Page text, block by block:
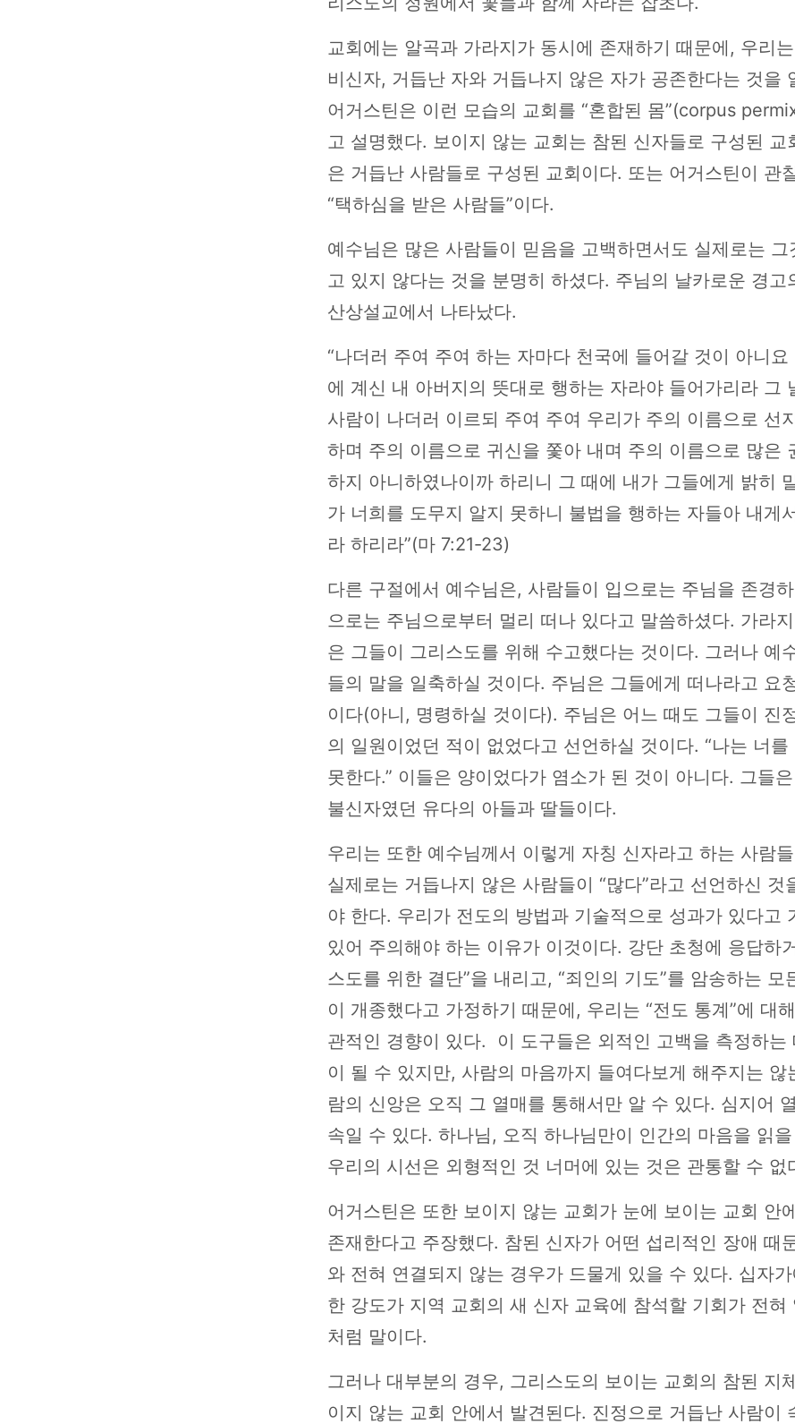
교회에는 알곡과 가라지가 동시에 존재하기 때문에, 우리
비신자, 거듭난 자와 거듭나지 않은 자가 공존한다는 것을
어거스틴은 이런 모습의 교회를 “혼합된 몸”(corpus
고 설명했다. 보이지 않는 교회는 참된 신자들로 구성된 교
은 거듭난 사람들로 구성된 교회이다. 또는 어거스틴이 관
“택하심을 받은 사람들”이다.
예수님은 많은 사람들이 믿음을 고백하면서도 실제로는 그
고 있지 않다는 것을 분명히 하셨다. 주님의 날카로운 경고
산상설교에서 나타났다.
“나더러 주여 주여 하는 자마다 천국에 들어갈 것이 아니요
에 계신 내 아버지의 뜻대로 행하는 자라야 들어가리라 그
사람이 나더러 이르되 주여 주여 우리가 주의 이름으로 선
하며 주의 이름으로 귀신을 쫓아 내며 주의 이름으로 많은
하지 아니하였나이까 하리니 그 때에 내가 그들에게 밝히
가 너희를 도무지 알지 못하니 불법을 행하는 자들아 내게
라 하리라”(마 7:21-23)
다른 구절에서 예수님은, 사람들이 입으로는 주님을 존경
으로는 주님으로부터 멀리 떠나 있다고 말씀하셨다. 가라
은 그들이 그리스도를 위해 수고했다는 것이다. 그러나 예
들의 말을 일축하실 것이다. 주님은 그들에게 떠나라고 요
이다(아니, 명령하실 것이다). 주님은 어느 때도 그들이 진
의 일원이었던 적이 없었다고 선언하실 것이다. “나는 너를
못한다.” 이들은 양이었다가 염소가 된 것이 아니다. 그들
불신자였던 유다의 아들과 딸들이다.
우리는 또한 예수님께서 이렇게 자칭 신자라고 하는 사람
실제로는 거듭나지 않은 사람들이 “많다”라고 선언하신 것
야 한다. 우리가 전도의 방법과 기술적으로 성과가 있다고
있어 주의해야 하는 이유가 이것이다. 강단 초청에 응답하
스도를 위한 결단”을 내리고, “죄인의 기도”를 암송하는 모
이 개종했다고 가정하기 때문에, 우리는 “전도 통계”에 대
관적인 경향이 있다. 이 도구들은 외적인 고백을 측정하는
이 될 수 있지만, 사람의 마음까지 들여다보게 해주지는 않
람의 신앙은 오직 그 열매를 통해서만 알 수 있다. 심지어
속일 수 있다. 하나님, 오직 하나님만이 인간의 마음을 읽
우리의 시선은 외형적인 것 너머에 있는 것은 관통할 수 없
어거스틴은 또한 보이지 않는 교회가 눈에 보이는 교회 안
존재한다고 주장했다. 참된 신자가 어떤 섭리적인 장애 때
와 전혀 연결되지 않는 경우가 드물게 있을 수 있다. 십자
한 강도가 지역 교회의 새 신자 교육에 참석할 기회가 전혀
처럼 말이다.
그러나 대부분의 경우, 그리스도의 보이는 교회의 참된 지
이지 않는 교회 안에서 발견된다. 진정으로 거듭난 사람이